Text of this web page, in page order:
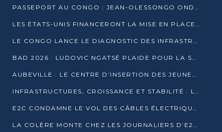
PASSEPORT AU CONGO : JEAN-OLESSONGO ONDAYE VEUT METTRE FIN AUX LENTEURS ADMINISTRATIVES
LES ÉTATS-UNIS FINANCERONT LA MISE EN PLACE DE JUSQU’À 50 CLINIQUES DE LUTTE CONTRE L’EBOLA
LE CONGO LANCE LE DIAGNOSTIC DES INFRASTRUCTURES SPORTIVES DU COMPLEXE DE KINTÉLÉ
BAD 2026 : LUDOVIC NGATSÉ PLAIDE POUR LA SOUVERAINETÉ FINANCIÈRE AFRICAINE
AUBEVILLE : LE CENTRE D’INSERTION DES JEUNES PRÊT À OUVRIR SES PORTES
INFRASTRUCTURES, CROISSANCE ET STABILITÉ : LA GUINÉE AFFÛTE SES AMBITIONS
E2C CONDAMNE LE VOL DES CÂBLES ÉLECTRIQUES APRÈS UNE VIDÉO VIRALE
LA COLÈRE MONTE CHEZ LES JOURNALIERS D’E2C QUI DÉNONCENT 20 ANS DE PRÉCARITÉ